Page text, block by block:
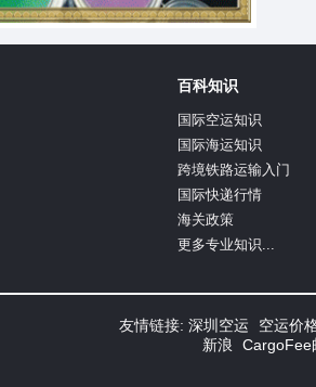
百科知识
国际空运知识
国际海运知识
跨境铁路运输入门
国际快递行情
海关政策
更多专业知识...
友情链接: 深圳空运
空运价
新浪
CargoFee